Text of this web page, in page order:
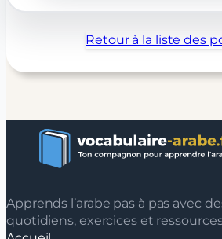
Retour à la liste des
Apprends l’arabe pas à pas avec
quotidiens, exercices et